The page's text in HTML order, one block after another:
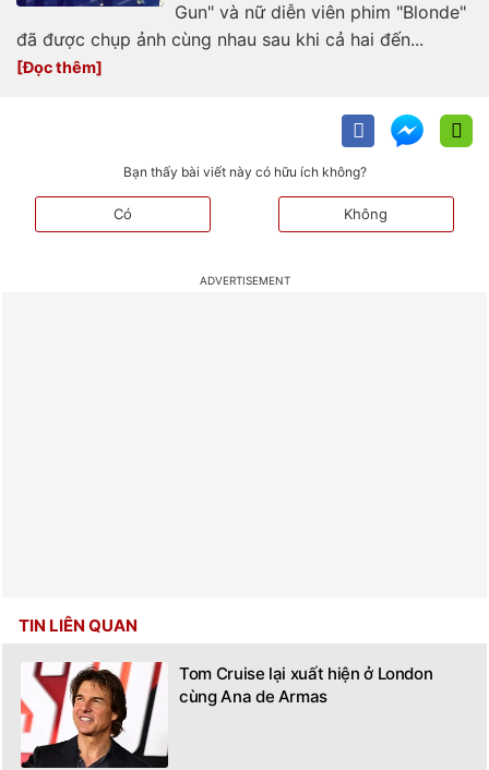
Gun" và nữ diễn viên phim "Blonde"
đã được chụp ảnh cùng nhau sau khi cả hai đến...
Bạn thấy bài viết này có hữu ích không?
Có Không
TIN LIÊN QUAN
Tom Cruise lại xuất hiện ở London
cùng Ana de Armas